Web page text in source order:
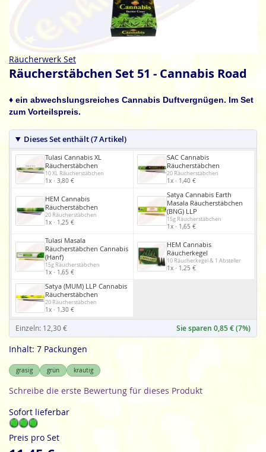
Zum
Anfang
Bildgalerie
springen
Räucherwerk Set
Räucherstäbchen Set 51 - Cannabis Road
♦ ein abwechslungsreiches Cannabis Duftvergnügen. Im Set
zum Vorteilspreis.
Dieses Set enthält (7 Artikel)
Tulasi Cannabis XL
Räucherstäbchen
10 XL Räucherstäbchen
1x · 3,80 €
SAC Cannabis
Räucherstäbchen
20 Räucherstäbchen
1x · 1,40 €
HEM Cannabis
Räucherstäbchen
20 Räucherstäbchen
1x · 1,25 €
Satya Cannabis Earth
Masala Räucherstäbchen
(BNG) LLP
15g Räucherstäbchen
1x · 1,65 €
Tulasi Masala
Räucherstäbchen Cannabis
(Hanf)
15g Räucherstäbchen
1x · 1,65 €
HEM Cannabis
Räucherkegel
10 Räucherkegel & 1 Absteller
1x · 1,25 €
Satya (MUM) LLP Cannabis
Räucherstäbchen
20 Räucherstäbchen
1x · 1,30 €
Einzeln: 12,30 € Sie sparen 0,85 € (7%)
Inhalt: 7 Packungen
grasig grün krautig
Schreibe die erste Bewertung für dieses Produkt
Sofort lieferbar
Preis pro Set